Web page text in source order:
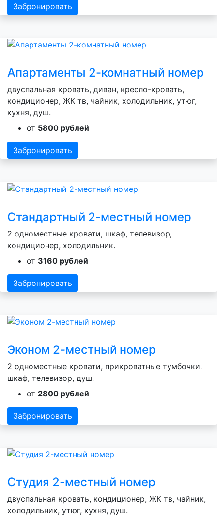
Забронировать
Апартаменты 2-комнатный номер
двуспальная кровать, диван, кресло-кровать,
кондиционер, ЖК тв, чайник, холодильник, утюг,
кухня, душ.
от 5800 рублей
Забронировать
Стандартный 2-местный номер
2 одноместные кровати, шкаф, телевизор,
кондиционер, холодильник.
от 3160 рублей
Забронировать
Эконом 2-местный номер
2 одноместные кровати, прикроватные тумбочки,
шкаф, телевизор, душ.
от 2800 рублей
Забронировать
Студия 2-местный номер
двуспальная кровать, кондиционер, ЖК тв, чайник,
холодильник, утюг, кухня, душ.